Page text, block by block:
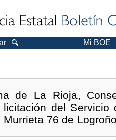
Mi BOE
de La Rioja,
del
76 de